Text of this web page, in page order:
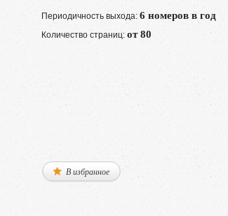
Периодичность выхода: 6 номеров в год
Количество страниц: от 80
В избранное